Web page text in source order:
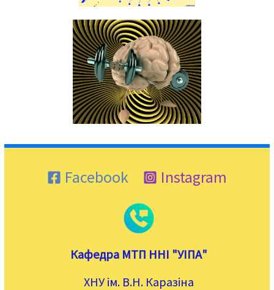
Facebook Instagram
Кафедра МТП ННІ "УІПА"
ХНУ ім. В.Н. Каразіна